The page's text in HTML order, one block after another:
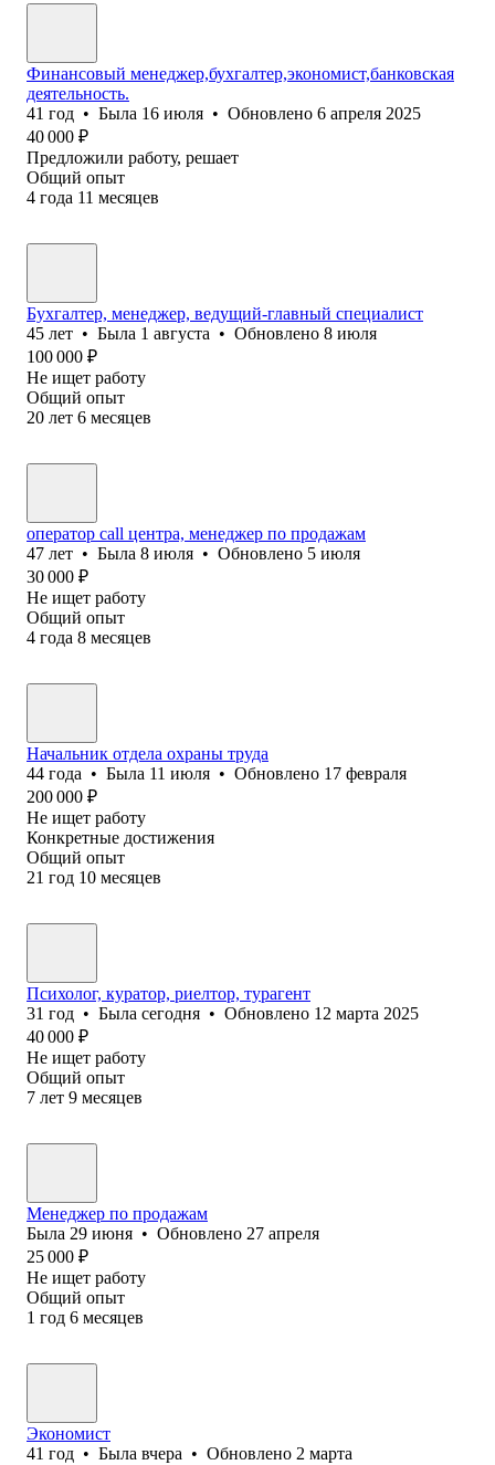
Финансовый менеджер,бухгалтер,экономист,банковская
деятельность.
41 год • Была 16 июля • Обновлено 6 апреля 2025
40 000 ₽
Предложили работу, решает
Общий опыт
4 года 11 месяцев
Бухгалтер, менеджер, ведущий-главный специалист
45 лет • Была 1 августа • Обновлено 8 июля
100 000 ₽
Не ищет работу
Общий опыт
20 лет 6 месяцев
оператор call центра, менеджер по продажам
47 лет • Была 8 июля • Обновлено 5 июля
30 000 ₽
Не ищет работу
Общий опыт
4 года 8 месяцев
Начальник отдела охраны труда
44 года • Была 11 июля • Обновлено 17 февраля
200 000 ₽
Не ищет работу
Конкретные достижения
Общий опыт
21 год 10 месяцев
Психолог, куратор, риелтор, турагент
31 год • Была сегодня • Обновлено 12 марта 2025
40 000 ₽
Не ищет работу
Общий опыт
7 лет 9 месяцев
Менеджер по продажам
Была 29 июня • Обновлено 27 апреля
25 000 ₽
Не ищет работу
Общий опыт
1 год 6 месяцев
Экономист
41 год • Была вчера • Обновлено 2 марта